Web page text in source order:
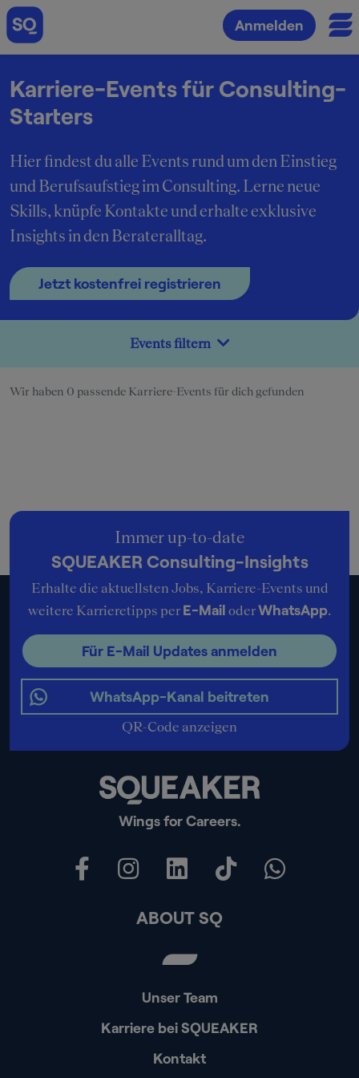
Anmelden
Karriere-Events für Consulting-
Starters
Hier findest du alle Events rund um den Einstieg
und Berufsaufstieg im Consulting. Lerne neue
Skills, knüpfe Kontakte und erhalte exklusive
Insights in den Berateralltag.
Jetzt kostenfrei registrieren
Events filtern
Wir haben 0 passende Karriere-Events für dich gefunden
Wings for Careers.
Immer up-to-date
SQUEAKER Consulting-Insights
Erhalte die aktuellsten Jobs, Karriere-Events und
weitere Karrieretipps per E-Mail oderWhatsApp.
Für E-Mail Updates anmelden
WhatsApp-Kanal beitreten
QR-Code anzeigen
ABOUT SQ
Unser Team
Karriere bei SQUEAKER
Kontakt